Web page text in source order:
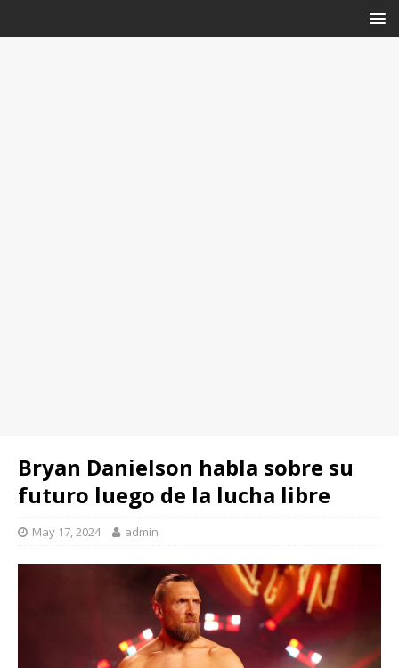
Bryan Danielson habla sobre su
futuro luego de la lucha libre
May 17, 2024 admin